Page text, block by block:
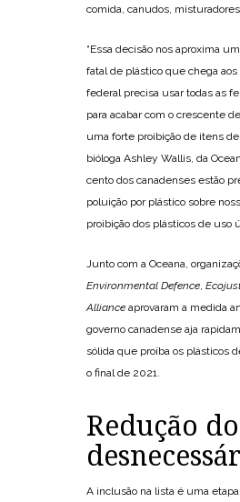
comida, canudos,
“Essa decisão nos aproxima
fatal de plástico que chega aos
federal precisa usar todas as
para acabar com o crescente
uma forte proibição de itens
bióloga Ashley Wallis, da
cento dos canadenses estão
poluição por plástico sobre
proibição dos plásticos de uso
Junto com a Oceana,
Environmental Defence,
Alliance aprovaram a medida
governo canadense aja
sólida que proíba os plásticos
o final de 2021.
Redução
A inclusão na lista é uma